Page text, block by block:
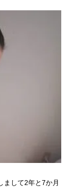
まして2年と7か月